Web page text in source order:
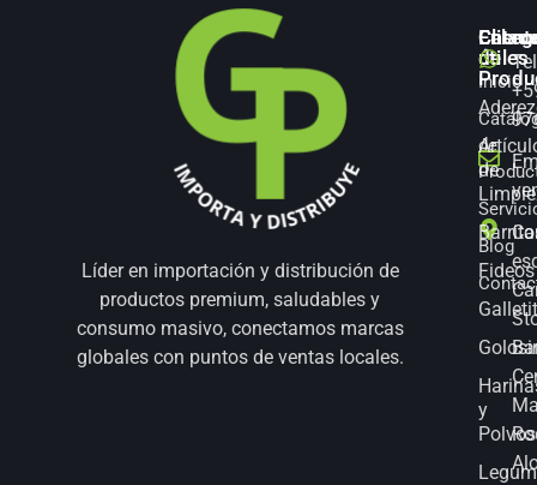
Líder en importación y distribución de
productos premium, saludables y
consumo masivo, conectamos marcas
globales con puntos de ventas locales.
de
de
Fideos
y
Polvos
útiles
Inicio
de
Blog